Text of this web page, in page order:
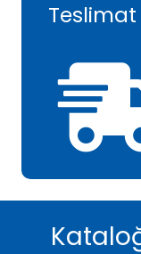
Teslimat